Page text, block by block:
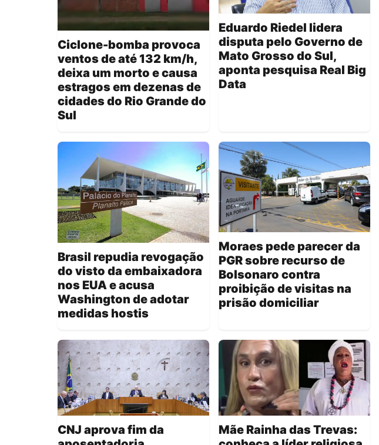
Ciclone-bomba provoca
ventos de até 132 km/h,
deixa um morto e causa
estragos em dezenas de
cidades do Rio Grande do
Sul
Eduardo Riedel lidera
disputa pelo Governo de
Mato Grosso do Sul,
aponta pesquisa Real Big
Data
Brasil repudia revogação
do visto da embaixadora
nos EUA e acusa
Washington de adotar
medidas hostis
Moraes pede parecer da
PGR sobre recurso de
Bolsonaro contra
proibição de visitas na
prisão domiciliar
CNJ aprova fim da
Mãe Rainha das Trevas: